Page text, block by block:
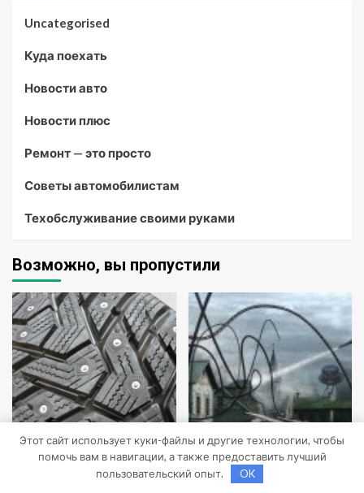
Uncategorised
Куда поехать
Новости авто
Новости плюс
Ремонт — это просто
Советы автомобилистам
Техобслуживание своими руками
Возможно, вы пропустили
Техобслуживание своими
Этот сайт использует куки-файлы и другие технологии, чтобы
помочь вам в навигации, а также предоставить лучший
пользовательский опыт.
OK